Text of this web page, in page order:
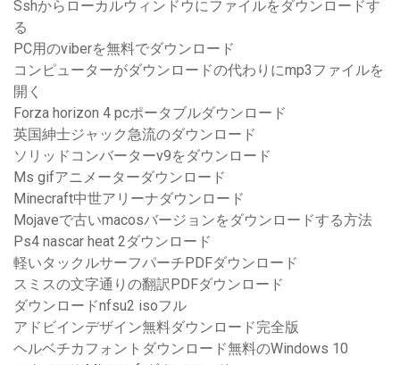
Sshからローカルウィンドウにファイルをダウンロードす
る
PC用のviberを無料でダウンロード
コンピューターがダウンロードの代わりにmp3ファイルを
開く
Forza horizo​​n 4 pcポータブルダウンロード
英国紳士ジャック急流のダウンロード
ソリッドコンバーターv9をダウンロード
Ms gifアニメーターダウンロード
Minecraft中世アリーナダウンロード
Mojaveで古いmacosバージョンをダウンロードする方法
Ps4 nascar heat 2ダウンロード
軽いタックルサーフパーチPDFダウンロード
スミスの文字通りの翻訳PDFダウンロード
ダウンロードnfsu2 isoフル
アドビインデザイン無料ダウンロード完全版
ヘルベチカフォントダウンロード無料のWindows 10